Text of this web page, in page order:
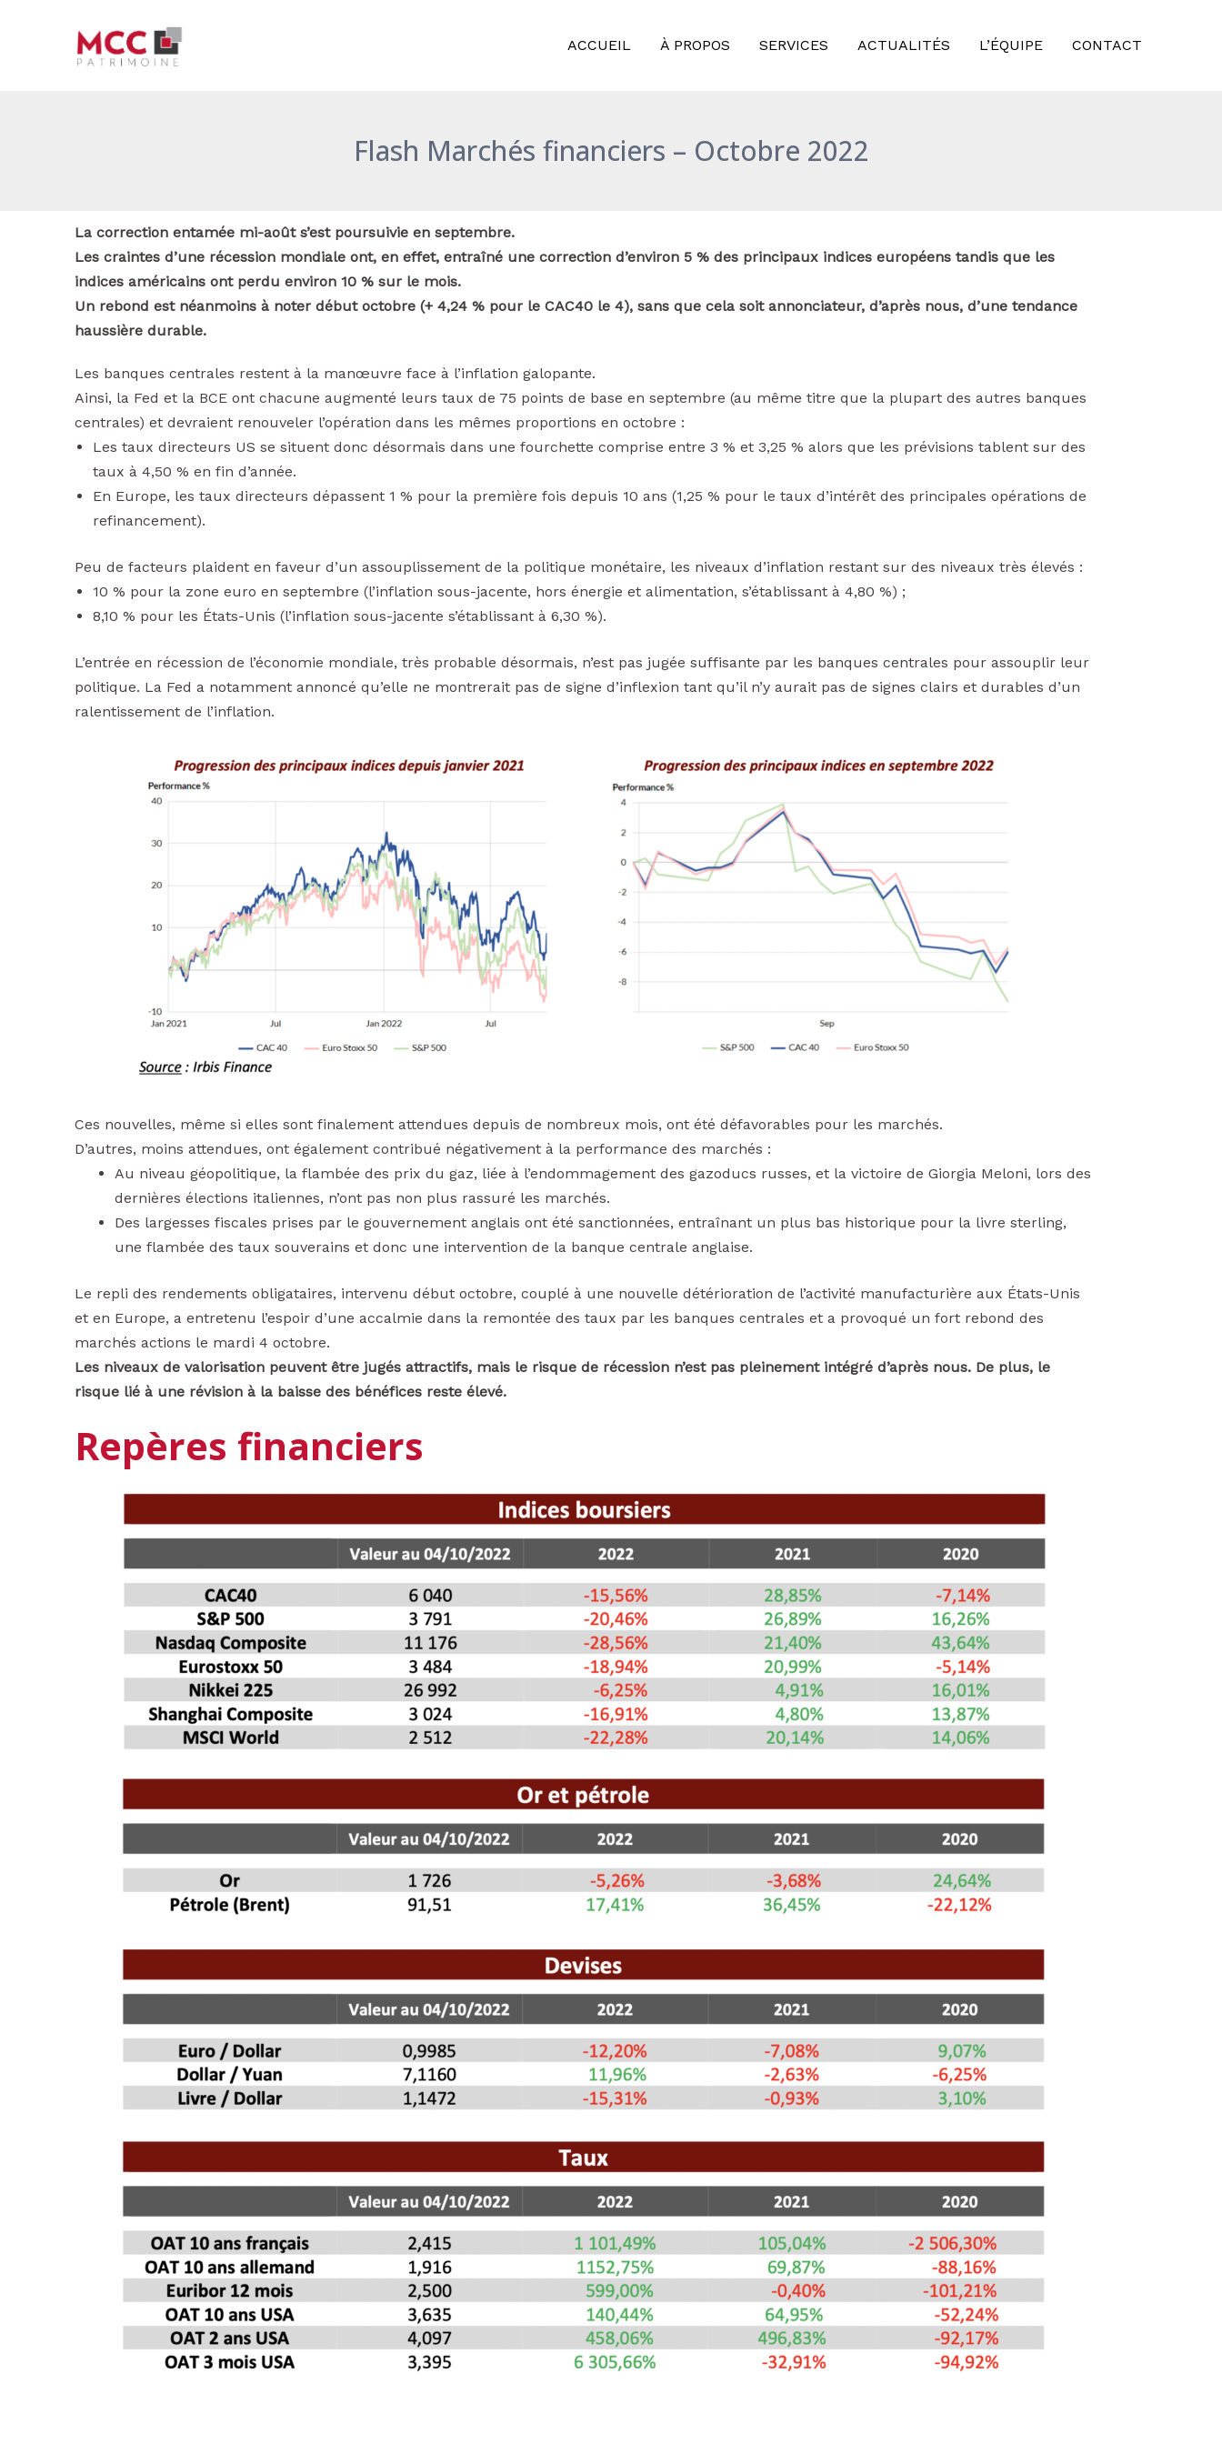
ACCUEIL À PROPOS SERVICES ACTUALITÉS L’ÉQUIPE CONTACT
Flash Marchés financiers – Octobre 2022
La correction entamée mi-août s’est poursuivie en septembre.
Les craintes d’une récession mondiale ont, en effet, entraîné une correction d’environ 5 % des principaux indices européens tandis que les
indices américains ont perdu environ 10 % sur le mois.
Un rebond est néanmoins à noter début octobre (+ 4,24 % pour le CAC40 le 4), sans que cela soit annonciateur, d’après nous, d’une tendance
haussière durable.
Les banques centrales restent à la manœuvre face à l’inflation galopante.
Ainsi, la Fed et la BCE ont chacune augmenté leurs taux de 75 points de base en septembre (au même titre que la plupart des autres banques
centrales) et devraient renouveler l’opération dans les mêmes proportions en octobre :
Les taux directeurs US se situent donc désormais dans une fourchette comprise entre 3 % et 3,25 % alors que les prévisions tablent sur des
taux à 4,50 % en fin d’année.
En Europe, les taux directeurs dépassent 1 % pour la première fois depuis 10 ans (1,25 % pour le taux d’intérêt des principales opérations de
refinancement).
Peu de facteurs plaident en faveur d’un assouplissement de la politique monétaire, les niveaux d’inflation restant sur des niveaux très élevés :
10 % pour la zone euro en septembre (l’inflation sous-jacente, hors énergie et alimentation, s’établissant à 4,80 %) ;
8,10 % pour les États-Unis (l’inflation sous-jacente s’établissant à 6,30 %).
L’entrée en récession de l’économie mondiale, très probable désormais, n’est pas jugée suffisante par les banques centrales pour assouplir leur
politique. La Fed a notamment annoncé qu’elle ne montrerait pas de signe d’inflexion tant qu’il n’y aurait pas de signes clairs et durables d’un
ralentissement de l’inflation.
Ces nouvelles, même si elles sont finalement attendues depuis de nombreux mois, ont été défavorables pour les marchés.
D’autres, moins attendues, ont également contribué négativement à la performance des marchés :
Au niveau géopolitique, la flambée des prix du gaz, liée à l’endommagement des gazoducs russes, et la victoire de Giorgia Meloni, lors des
dernières élections italiennes, n’ont pas non plus rassuré les marchés.
Des largesses fiscales prises par le gouvernement anglais ont été sanctionnées, entraînant un plus bas historique pour la livre sterling,
une flambée des taux souverains et donc une intervention de la banque centrale anglaise.
Le repli des rendements obligataires, intervenu début octobre, couplé à une nouvelle détérioration de l’activité manufacturière aux États-Unis
et en Europe, a entretenu l’espoir d’une accalmie dans la remontée des taux par les banques centrales et a provoqué un fort rebond des
marchés actions le mardi 4 octobre.
Les niveaux de valorisation peuvent être jugés attractifs, mais le risque de récession n’est pas pleinement intégré d’après nous. De plus, le
risque lié à une révision à la baisse des bénéfices reste élevé.
Repères financiers
des
articles